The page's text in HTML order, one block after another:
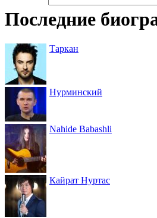
Последние
Таркан
Нурминский
Nahide Babashli
Кайрат Нуртас